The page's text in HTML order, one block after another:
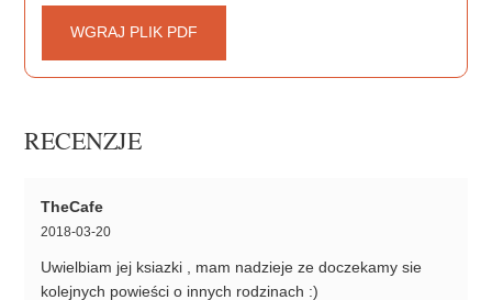
WGRAJ PLIK PDF
RECENZJE
TheCafe
2018-03-20
Uwielbiam jej ksiazki , mam nadzieje ze doczekamy sie
kolejnych powieści o innych rodzinach :)